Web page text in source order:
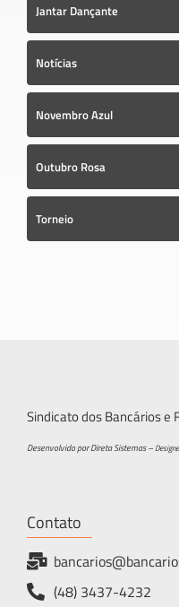
Jantar Dançante
Notícias
Novembro Azul
Outubro Rosa
Torneio
Sindicato dos Bancários e
Desenvolvido por Direta Sistemas –
Contato
(48) 3437-4232